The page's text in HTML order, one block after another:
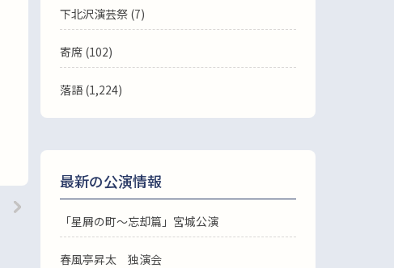
下北沢演芸祭 (7)
寄席 (102)
落語(1,224)
最新の公演情報
「星屑の町～忘却篇」宮城公演
春風亭昇太 独演会